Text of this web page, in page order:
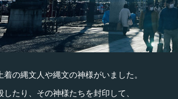
の縄文人や縄文の神様がいました。
たり、その神様たちを封印して、